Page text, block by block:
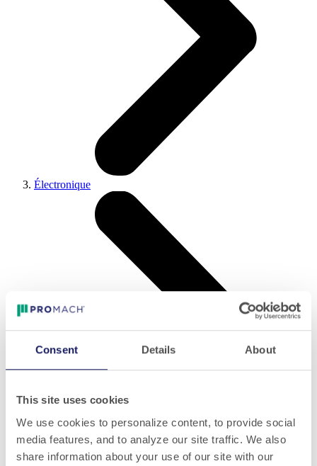
Consent Details About
This site uses cookies
We use cookies to personalize content, to provide social
media features, and to analyze our site traffic. We also
share information about your use of our site with our
Électronique